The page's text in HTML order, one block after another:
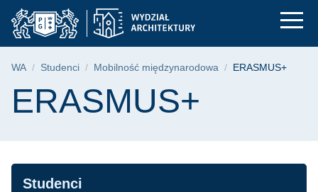
Przejdź
do
menu
Przejdź
do
wyszukiwarki
Przejdź
do
treści
ERASMUS+ |
Ścieżka nawigacyjna
WA Studenci Mobilność międzynarodowa ERASMUS+
Treść strony
ERASMUS+
Nawigacja
Studenci